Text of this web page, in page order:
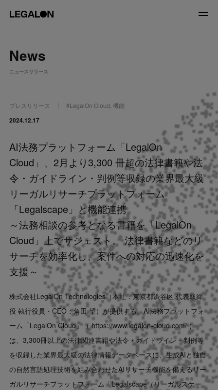
About
Service
News
Recruit
LegalOn Now
Contact
US website
News
ニュースリリース
プレスリリース #LegalOn Cloud ,機能
2024.12.17
AI法務プラットフォーム「LegalOn
Cloud」、2月より3,300 冊超の法律書籍や法
令・ガイドライン・判例等収録の業界最大級
リーガルリサーチプラットフォーム
「Legalscape」と機能連携
～法務相談の参考となる書籍を「LegalOn
Cloud」上でサジェスト。 法律書籍などのリ
サーチを効率化し、案件への対応の迅速化を
支援～
株式会社LegalOn Technologies（本社：東京都渋谷区 代表取締
役 執行役員・CEO：角田 望）が提供する、AI法務プラットフォ
ーム「LegalOn Cloud」（https://www.legalon-cloud.com/）
は、3,300冊以上の法律関連書籍や法令・ガイドライン・判例等
を収録した業界最大級の法律情報データベースに、生成AIと独自
の自然言語処理技術を組み合わせたAIリサーチ機能を備えるリー
ガルリサーチプラットフォーム「Legalscape（リーガルスケー